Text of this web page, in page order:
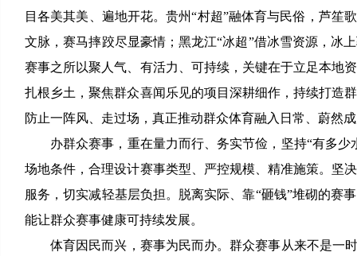
目各美其美、遍地开花。贵州“村超”融体育与民俗，芦笙
文脉，赛马摔跤尽显豪情；黑龙江“冰超”借冰雪资源，
赛事之所以聚人气、有活力、可持续，关键在于立足本地
扎根乡土，聚焦群众喜闻乐见的项目深耕细作，持续打造
防止一阵风、走过场，真正推动群众体育融入日常、蔚然
办群众赛事，重在量力而行、务实节俭，坚持“有多
场地条件，合理设计赛事类型、严控规模、精准施策。坚
服务，切实减轻基层负担。脱离实际、靠“砸钱”堆砌的赛
能让群众赛事健康可持续发展。
体育因民而兴，赛事为民而办。群众赛事从来不是一